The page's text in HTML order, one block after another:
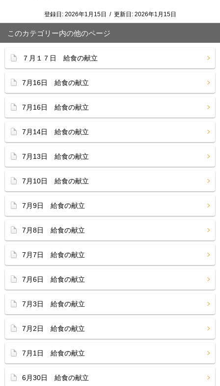
登録日: 2026年1月15日 / 更新日: 2026年1月15日
このカテゴリー内の他のページ
７月１７日 給食の献立
7月16日 給食の献立
7月16日 給食の献立
7月14日 給食の献立
7月13日 給食の献立
7月10日 給食の献立
7月9日 給食の献立
7月8日 給食の献立
7月7日 給食の献立
7月6日 給食の献立
7月3日 給食の献立
7月2日 給食の献立
7月1日 給食の献立
6月30日 給食の献立